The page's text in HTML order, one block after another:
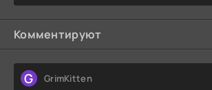
Комментируют
G GrimKitten